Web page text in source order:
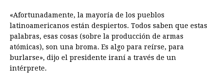
«Afortunadamente, la mayoría de los pueblos
latinoamericanos están despiertos. Todos saben que estas
palabras, esas cosas (sobre la producción de armas
atómicas), son una broma. Es algo para reírse, para
burlarse», dijo el presidente iraní a través de un
intérprete.